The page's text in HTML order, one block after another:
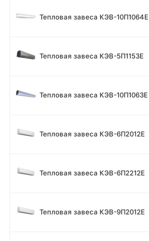
Тепловая завеса КЭВ-10П1064E
Тепловая завеса КЭВ-5П1153E
Тепловая завеса КЭВ-10П1063E
Тепловая завеса КЭВ-6П2012Е
Тепловая завеса КЭВ-6П2212Е
Тепловая завеса КЭВ-9П2012Е